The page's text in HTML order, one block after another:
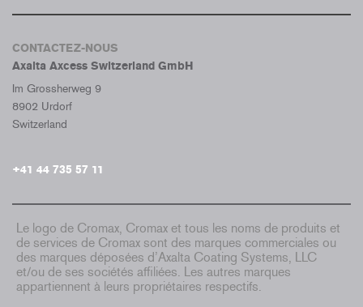
CONTACTEZ-NOUS
Axalta Axcess Switzerland GmbH
Im Grossherweg 9
8902 Urdorf
Switzerland
+41 44 735 57 11
Le logo de Cromax, Cromax et tous les noms de produits et
de services de Cromax sont des marques commerciales ou
des marques déposées d’Axalta Coating Systems, LLC
et/ou de ses sociétés affiliées. Les autres marques
appartiennent à leurs propriétaires respectifs.